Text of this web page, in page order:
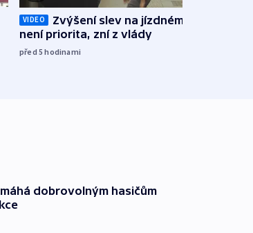
VIDEO
Zvýšení slev na jízdném teď
není priorita, zní z vlády
před 5hodinami
dobrovolným hasičům